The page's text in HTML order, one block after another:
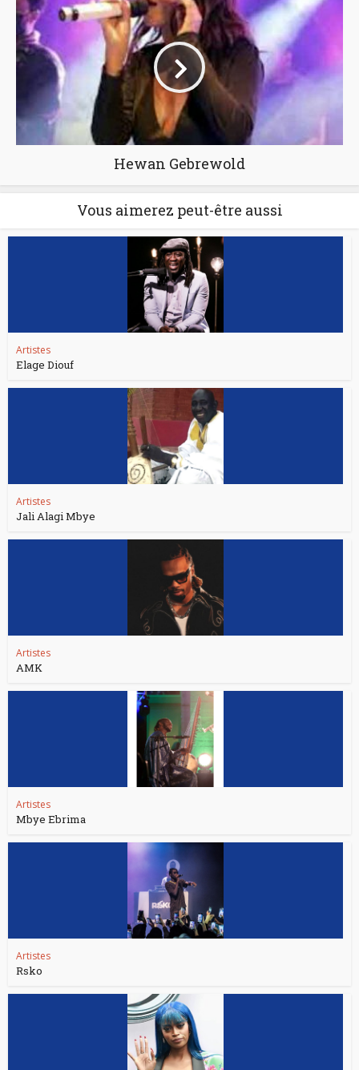
Hewan Gebrewold
Vous aimerez peut-être aussi
Artistes
Elage Diouf
Artistes
Jali Alagi Mbye
Artistes
AMK
Artistes
Mbye Ebrima
Artistes
Rsko